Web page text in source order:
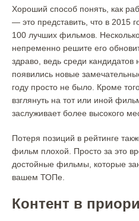
Хороший способ понять, как
— это представить, что в 2015
100 лучших фильмов.
непременно решите его
здраво, ведь среди кандидатов
появились новые
году просто не было. Кроме
взглянуть на тот или иной
заслуживает более высокого
Потеря позиций в рейтинге
фильм плохой. Просто за это
достойные фильмы, которые
вашем ТОПе.
Контент в